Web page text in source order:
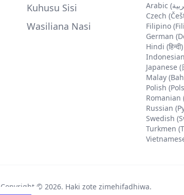
Kuhusu Sisi
Wasiliana Nasi
Czech
Filipino
German
Hindi (हिन्दी)
Japanese (
Malay
Polish
Romanian
Russian
Swedish
Turkmen
Copyright © 2026. Haki zote zimehifadhiwa.